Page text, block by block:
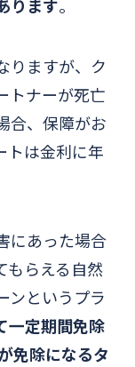
ります。
りますが、ク
トナーが死亡
合、保障がお
トは金利に年
にあった場合
もらえる自然
ンというプラ
一定期間免除
免除になるタ